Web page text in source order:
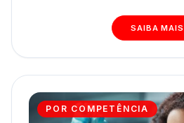
SAIBA MAIS
POR COMPETÊNCIA